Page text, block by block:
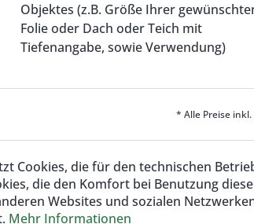
Objektes (z.B. Größe Ihrer
Folie oder Dach oder Teich mit
Tiefenangabe, sowie Verwendung)
* Alle Preise
Cookies, die für den technischen
die den Komfort bei Benutzung
Websites und sozialen
Mehr Informationen